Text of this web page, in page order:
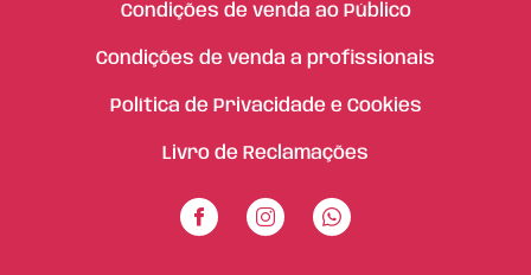
Condições de venda ao Público
Condições de venda a profissionais
Política de Privacidade e Cookies
Livro de Reclamações